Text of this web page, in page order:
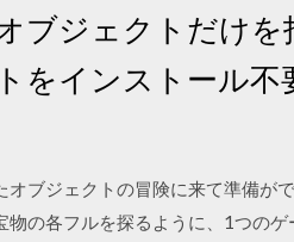
ブジェクトだけ
をインストール
ブジェクトの冒険に来て準備が
の各フルを探るように、1つの